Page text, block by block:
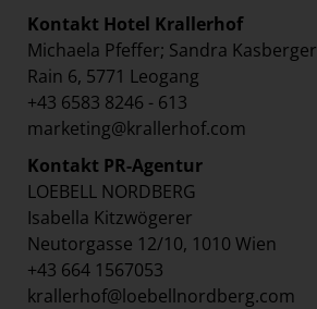
Kontakt Hotel Krallerhof
Michaela Pfeffer; Sandra Kasberger
Rain 6, 5771 Leogang
+43 6583 8246 - 613
marketing@krallerhof.com
Kontakt PR-Agentur
LOEBELL NORDBERG
Isabella Kitzwögerer
Neutorgasse 12/10, 1010 Wien
+43 664 1567053
krallerhof@loebellnordberg.com